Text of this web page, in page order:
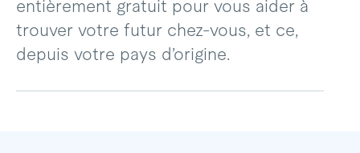
entièrement gratuit pour vous aider à
trouver votre futur chez-vous, et ce,
depuis votre pays d’origine.